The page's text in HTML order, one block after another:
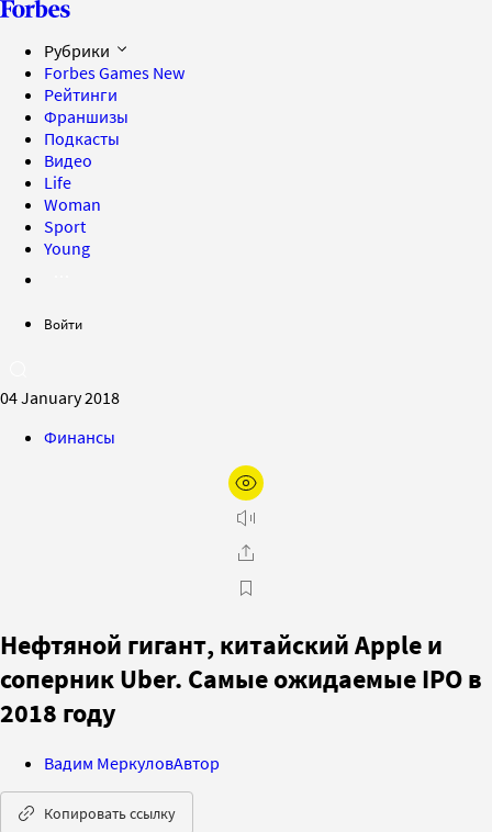
Рубрики
Forbes Games New
Рейтинги
Франшизы
Подкасты
Видео
Life
Woman
Sport
Young
Войти
04 January 2018
Финансы
Нефтяной гигант, китайский Apple и
соперник Uber. Самые ожидаемые IPO в
2018 году
Вадим МеркуловАвтор
Копировать ссылку